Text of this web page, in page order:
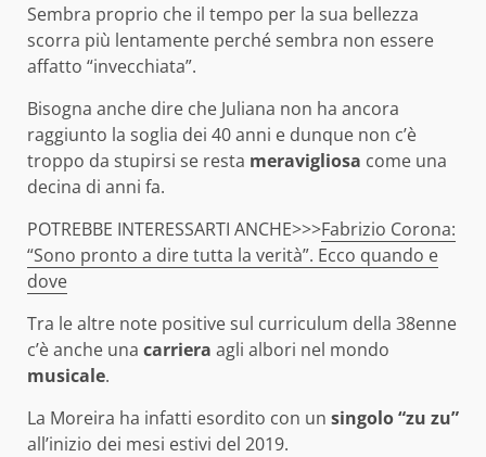
Sembra proprio che il tempo per la sua bellezza
scorra più lentamente perché sembra non essere
affatto “invecchiata”.
Bisogna anche dire che Juliana non ha ancora
raggiunto la soglia dei 40 anni e dunque non c’è
troppo da stupirsi se resta meravigliosa come una
decina di anni fa.
POTREBBE INTERESSARTI ANCHE>>>Fabrizio Corona:
“Sono pronto a dire tutta la verità”. Ecco quando e
dove
Tra le altre note positive sul curriculum della 38enne
c’è anche una carriera agli albori nel mondo
musicale.
La Moreira ha infatti esordito con un singolo “zu zu”
all’inizio dei mesi estivi del 2019.